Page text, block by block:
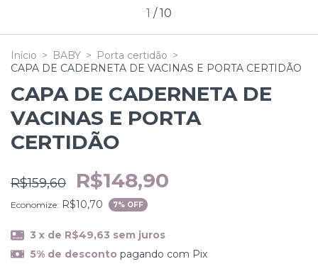
1 /10
Início > BABY > Porta certidão >
CAPA DE CADERNETA DE VACINAS E PORTA CERTIDÃO
CAPA DE CADERNETA DE
VACINAS E PORTA
CERTIDÃO
R$159,60 R$148,90
Economize: R$10,70 7% OFF
3 x de R$49,63 sem juros
5% de desconto pagando com Pix